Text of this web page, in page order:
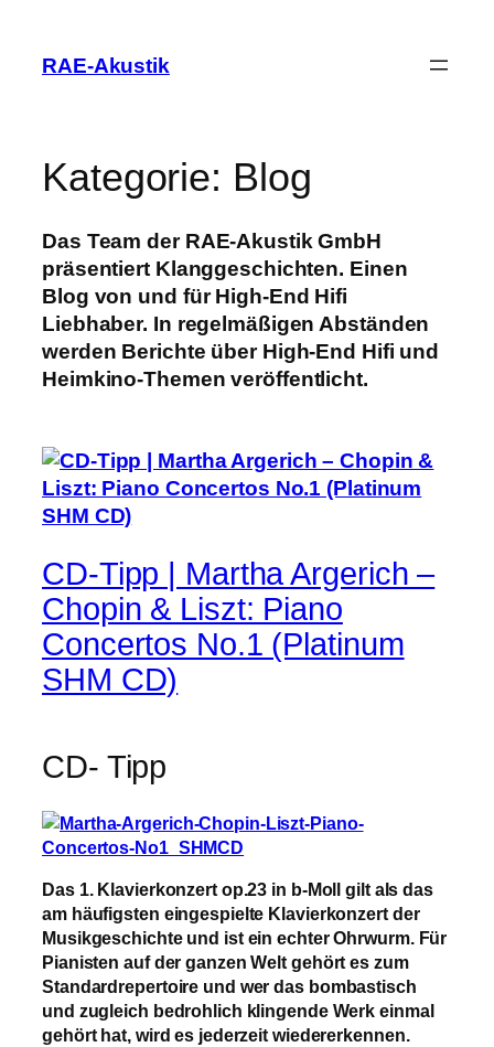
springen
RAE-Akustik
Kategorie: Blog
Das Team der RAE-Akustik GmbH
präsentiert Klanggeschichten. Einen
Blog von und für High-End Hifi
Liebhaber. In regelmäßigen Abständen
werden Berichte über High-End Hifi und
Heimkino-Themen veröffentlicht.
CD-Tipp | Martha Argerich –
Chopin & Liszt: Piano
Concertos No.1 (Platinum
SHM CD)
CD- Tipp
Das 1. Klavierkonzert op.23 in b-Moll gilt als das
am häufigsten eingespielte Klavierkonzert der
Musikgeschichte und ist ein echter Ohrwurm. Für
Pianisten auf der ganzen Welt gehört es zum
Standardrepertoire und wer das bombastisch
und zugleich bedrohlich klingende Werk einmal
gehört hat, wird es jederzeit wiedererkennen.